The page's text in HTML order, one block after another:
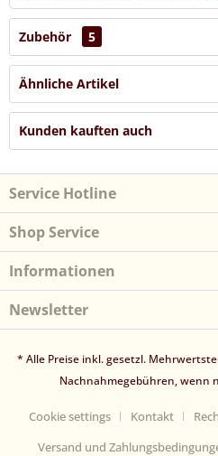
Zubehör 5
Ähnliche Artikel
Kunden kauften auch
Service Hotline
Shop Service
Informationen
Newsletter
* Alle Preise inkl. gesetzl.
Nachnahmegebühren, wenn
Cookie settings Kontakt
Versand und